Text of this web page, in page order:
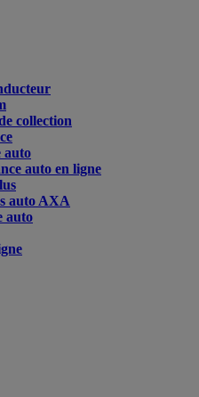
collection
auto
auto en ligne
auto AXA
auto